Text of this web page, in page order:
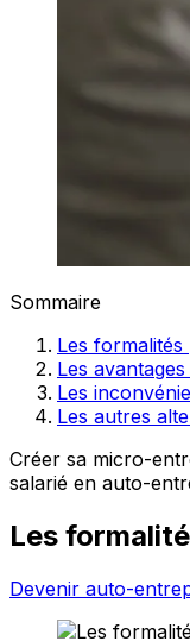
Sommaire
Les
Les
Les
Les autres
Créer sa micro-
salarié en auto-
Les
Devenir auto-